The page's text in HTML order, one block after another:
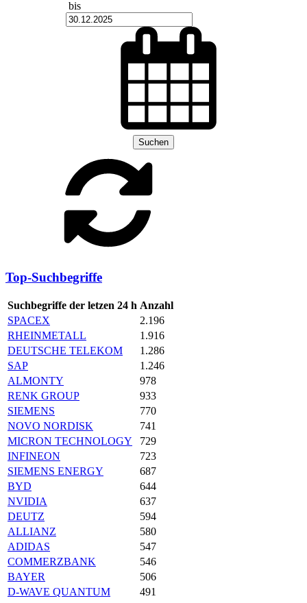
bis
Suchen
Top-Suchbegriffe
Suchbegriffe der letzen 24 h Anzahl
SPACEX
2.196
RHEINMETALL
1.916
DEUTSCHE TELEKOM
1.286
SAP
1.246
ALMONTY
978
RENK GROUP
933
SIEMENS
770
NOVO NORDISK
741
MICRON TECHNOLOGY
729
INFINEON
723
SIEMENS ENERGY
687
BYD
644
NVIDIA
637
DEUTZ
594
ALLIANZ
580
ADIDAS
547
COMMERZBANK
546
BAYER
506
D-WAVE QUANTUM
491